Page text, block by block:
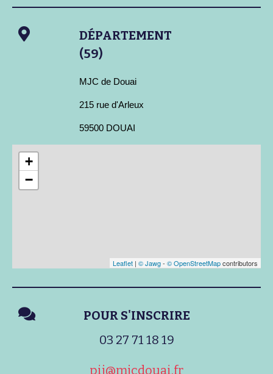
DÉPARTEMENT
(59)
MJC de Douai
215 rue d'Arleux
59500 DOUAI
+
−
Leaflet | © Jawg- © OpenStreetMapcontributors
POUR S'INSCRIRE
03 27 71 18 19
pij@mjcdouai.fr